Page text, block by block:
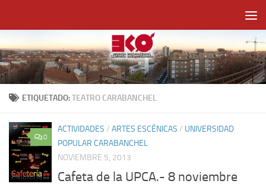
ETIQUETADO:TEATRO CARABANCHEL
0
ACTIVIDADES / ARTES ESCÉNICAS / UNIVERSIDAD
POPULAR CARABANCHEL
NOVIEMBRE 5, 2013
Cafeta de la UPCA.- 8 noviembre